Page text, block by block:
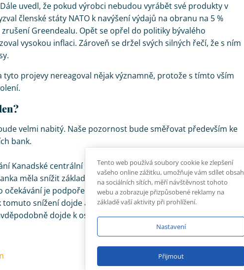
uvedl, že pokud výrobci nebudou vyrábět své produkty v
členské státy NATO k navýšení výdajů na obranu na 5 %
Greendealu. Opět se opřel do politiky bývalého
vysokou inflaci. Zároveň se držel svých silných řečí, že s ním
tyto projevy nereagoval nějak významně, protože s tímto vším
velmi nabitý. Naše pozornost bude směřovat především ke
bank.
Kanadské centrální banky (Bank of Canada). Trh aktuálně
měla snížit základní úrokovou sazbu o 25 bazických bodů –
očekávání je podpořeno nižší inflací, kterou jsme dostali
snížení dojde a centrální banka si udrží holubičí postoj
dojde k oslabení kanadského dolaru.
Tento web používá soubory cookie ke zlepšení
vašeho online zážitku, umožňuje vám sdílet obsah
na sociálních sítích, měří návštěvnost tohoto
webu a zobrazuje přizpůsobené reklamy na
základě vaší aktivity při prohlížení.
Nastavení
Přijmout